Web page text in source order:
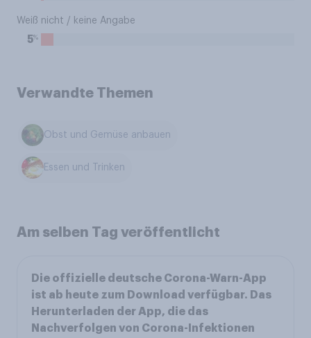
Weiß nicht / keine Angabe
5%
Verwandte Themen
Obst und Gemüse anbauen
Essen und Trinken
Am selben Tag veröffentlicht
Die offizielle deutsche Corona-Warn-App
ist ab heute zum Download verfügbar. Das
Herunterladen der App, die das
Nachverfolgen von Corona-Infektionen